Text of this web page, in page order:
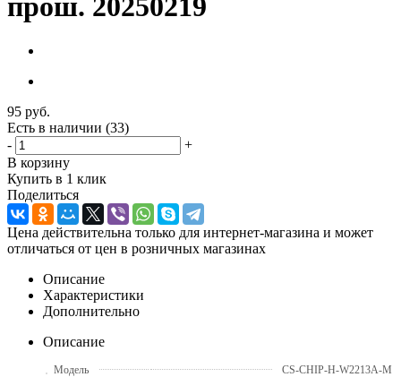
прош. 20250219
95 руб.
Есть в наличии (33)
-
+
В корзину
Купить в 1 клик
Поделиться
Цена действительна только для интернет-магазина и может
отличаться от цен в розничных магазинах
Описание
Характеристики
Дополнительно
Описание
Модель
CS-CHIP-H-W2213A-M